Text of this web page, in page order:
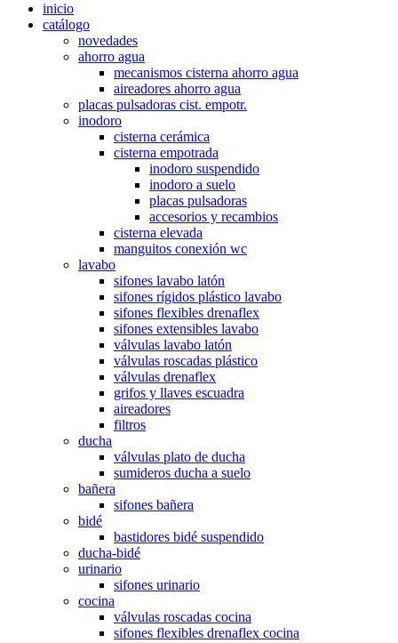
inicio
catálogo
novedades
ahorro agua
mecanismos cisterna ahorro agua
aireadores ahorro agua
placas pulsadoras cist. empotr.
inodoro
cisterna cerámica
cisterna empotrada
inodoro suspendido
inodoro a suelo
placas pulsadoras
accesorios y recambios
cisterna elevada
manguitos conexión wc
lavabo
sifones lavabo latón
sifones rígidos plástico lavabo
sifones flexibles drenaflex
sifones extensibles lavabo
válvulas lavabo latón
válvulas roscadas plástico
válvulas drenaflex
grifos y llaves escuadra
aireadores
filtros
ducha
válvulas plato de ducha
sumideros ducha a suelo
bañera
sifones bañera
bidé
bastidores bidé suspendido
ducha-bidé
urinario
sifones urinario
cocina
válvulas roscadas cocina
sifones flexibles drenaflex cocina